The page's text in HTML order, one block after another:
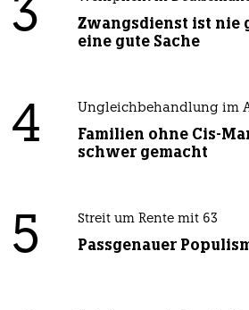
3
Zwangsdienst ist nie
eine gute Sache
4 Ungleichbehandlung im
Familien ohne Cis-
schwer gemacht
5 Streit um Rente mit 63
Passgenauer